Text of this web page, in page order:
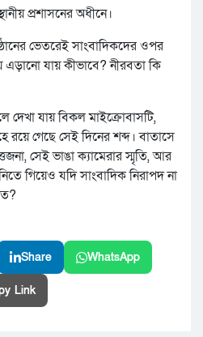
প্রশাসনের অধীনে।
ভেতরেই সাংবাদিকদের ওপর
এড়ানো যায় কীভাবে? নীরবতা কি
দেখা যায় বিকল মাইক্রোবাসটি,
রয়ে গেছে সেই দিনের শব্দ। বাতাসে
সেই ভাঙা ক্যামেরার স্মৃতি, আর
গিয়েও যদি সাংবাদিক নিরাপদ না
Share WhatsApp
Link